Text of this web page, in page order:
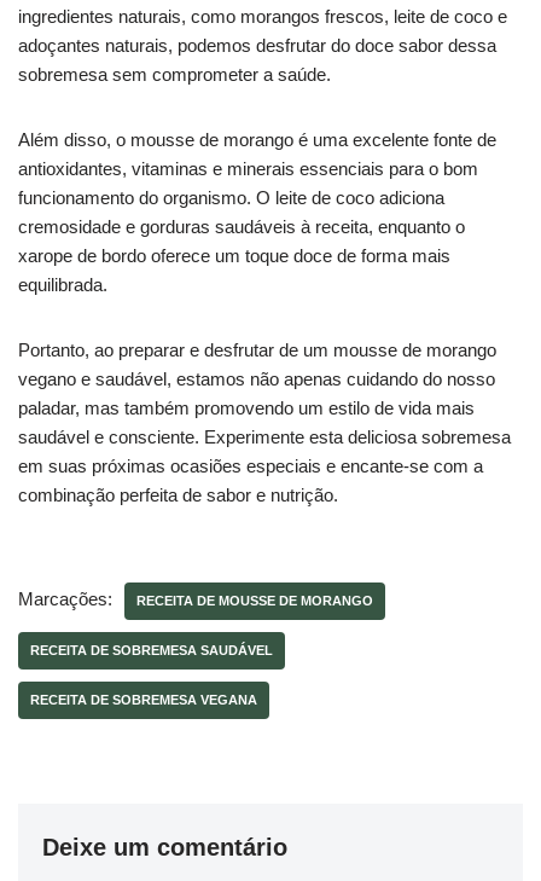
ingredientes naturais, como morangos frescos, leite de coco e
adoçantes naturais, podemos desfrutar do doce sabor dessa
sobremesa sem comprometer a saúde.
Além disso, o mousse de morango é uma excelente fonte de
antioxidantes, vitaminas e minerais essenciais para o bom
funcionamento do organismo. O leite de coco adiciona
cremosidade e gorduras saudáveis à receita, enquanto o
xarope de bordo oferece um toque doce de forma mais
equilibrada.
Portanto, ao preparar e desfrutar de um mousse de morango
vegano e saudável, estamos não apenas cuidando do nosso
paladar, mas também promovendo um estilo de vida mais
saudável e consciente. Experimente esta deliciosa sobremesa
em suas próximas ocasiões especiais e encante-se com a
combinação perfeita de sabor e nutrição.
Marcações: RECEITA DE MOUSSE DE MORANGO
RECEITA DE SOBREMESA SAUDÁVEL
RECEITA DE SOBREMESA VEGANA
Deixe um comentário